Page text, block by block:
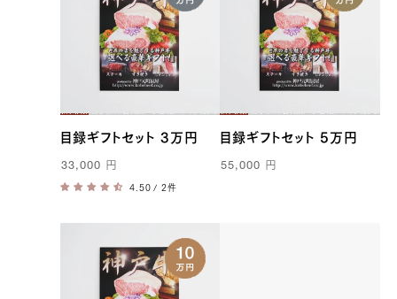
目録ギフトセット 3万円
33,000 円
/ 2件
目録ギフトセット 5万円
55,000 円